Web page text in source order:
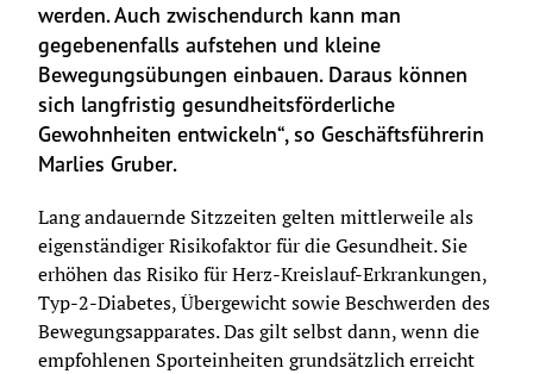
werden. Auch zwischendurch kann man
gegebenenfalls aufstehen und kleine
Bewegungsübungen einbauen. Daraus können
sich langfristig gesundheitsförderliche
Gewohnheiten entwickeln“, so Geschäftsführerin
Marlies Gruber.
Lang andauernde Sitzzeiten gelten mittlerweile als
eigenständiger Risikofaktor für die Gesundheit. Sie
erhöhen das Risiko für Herz-Kreislauf-Erkrankungen,
Typ-2-Diabetes, Übergewicht sowie Beschwerden des
Bewegungsapparates. Das gilt selbst dann, wenn die
empfohlenen Sporteinheiten grundsätzlich erreicht